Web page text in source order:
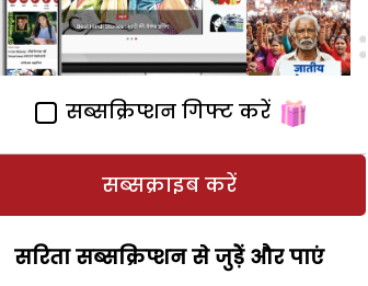
सब्सक्रिप्शन गिफ्ट करें
सब्सक्राइब करें
सरिता सब्सक्रिप्शन से जुड़ेें और पाएं